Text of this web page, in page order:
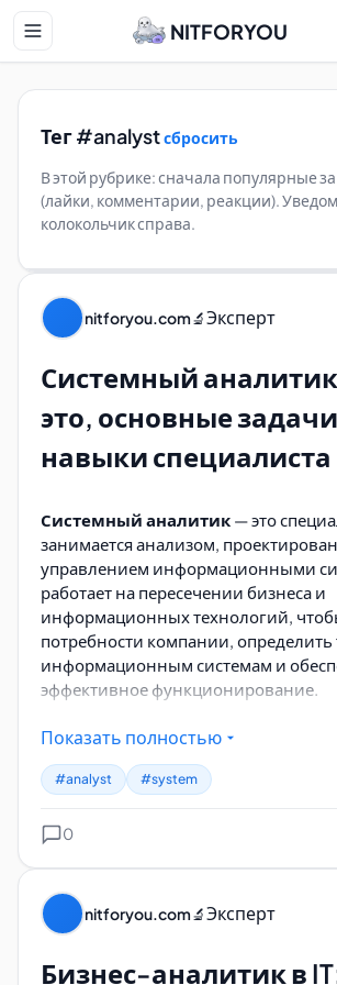
NITFORYOU
Тег #analystсбросить
В этой рубрике: сначала популярные за
(лайки, комментарии, реакции).
колокольчик справа.
nitforyou.com🔬Эксперт
Системный
это, основные
навыки специалиста
Системный аналитик — это
занимается анализом,
управлением информационными
работает на пересечении бизнеса и
информационных технологий,
потребности компании, определить
информационным системам и
эффективное функционирование.
Основные задачи
Системный аналитик выполняет
1.Анализ и понимание бизнес-
Взаимодействует с
заинтересованными сторонами,
понять требования и потребности
определяет проблемы и
Показать полностью
#analyst #system
0
nitforyou.com🔬Эксперт
Бизнес-аналитик в